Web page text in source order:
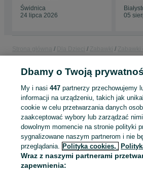
Świdnica
24 lipca 2026
05
- Dojlidy Górne
KATEGORIA
ID:972886963
Dbamy o Twoją
My i nasi447 partnerzy przechowujemy
informacji na urządzeniu, takich jak
cookie w celu przetwarzania danych
zaakceptować wybory lub zarządzać
dowolnym momencie na stronie polityki
sygnalizowane naszym partnerom i nie
przeglądania. Polityka cookies,
Wraz z naszymi partnerami
zapewnienia: